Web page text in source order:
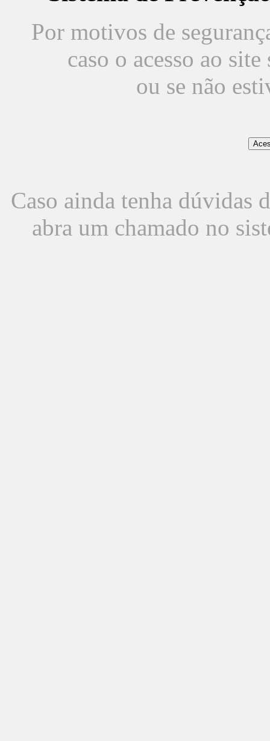
Por motivos de
caso o acesso ao
ou se não
Caso ainda tenha dúvidas
abra um chamado no